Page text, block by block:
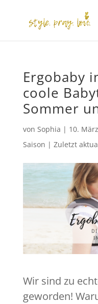
Ergobaby
coole
Sommer
von Sophia | 10.
Saison | Zuletzt
Wir sind zu
geworden!